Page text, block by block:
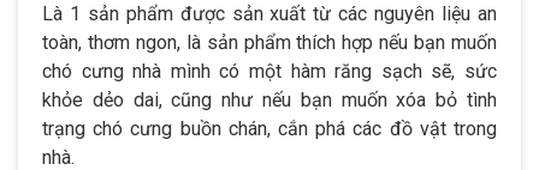
Là 1 sản phẩm được sản xuất từ các nguyên liệu an
toàn, thơm ngon, là sản phẩm thích hợp nếu bạn muốn
chó cưng nhà mình có một hàm răng sạch sẽ, sức
khỏe dẻo dai, cũng như nếu bạn muốn xóa bỏ tình
trạng chó cưng buồn chán, cắn phá các đồ vật trong
nhà.